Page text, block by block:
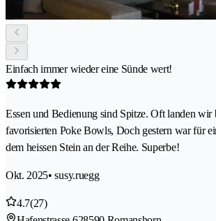
Einfach immer wieder eine Sünde wert!
Essen und Bedienung sind Spitze. Oft landen wir
favorisierten Poke Bowls, Doch gestern war für
dem heissen Stein an der Reihe. Superbe!
Okt. 2025• susy.ruegg
4.7(27)